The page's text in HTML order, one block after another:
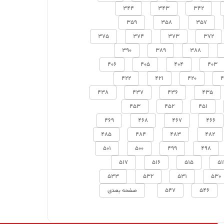
342
343
344
357
358
359
372
373
374
375
388
389
390
403
404
405
406
420
421
422
435
436
437
438
451
452
453
466
467
468
469
482
483
484
485
498
499
500
501
515
516
517
530
531
532
533
546
547 صفحه بعدی